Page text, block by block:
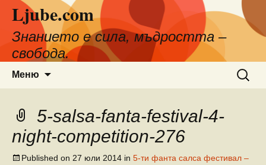
съдържанието
Ljube.com
Знанието е сила, мъдростта –
свобода.
Меню
за:
5-salsa-fanta-festival-4-
night-competition-276
Published on 27 юли 2014 in 5-ти фанта салса фестивал –